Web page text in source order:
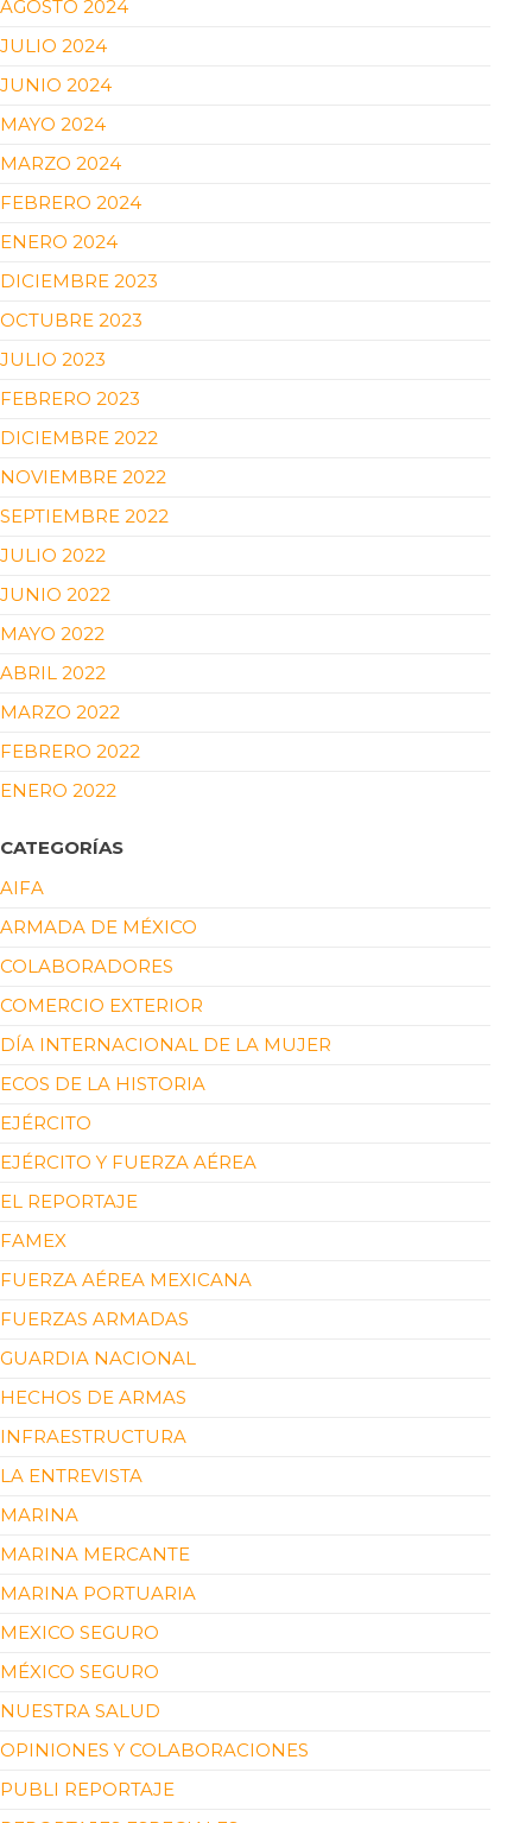
AGOSTO 2024
JULIO 2024
JUNIO 2024
MAYO 2024
MARZO 2024
FEBRERO 2024
ENERO 2024
DICIEMBRE 2023
OCTUBRE 2023
JULIO 2023
FEBRERO 2023
DICIEMBRE 2022
NOVIEMBRE 2022
SEPTIEMBRE 2022
JULIO 2022
JUNIO 2022
MAYO 2022
ABRIL 2022
MARZO 2022
FEBRERO 2022
ENERO 2022
CATEGORÍAS
AIFA
ARMADA DE MÉXICO
COLABORADORES
COMERCIO EXTERIOR
DÍA INTERNACIONAL DE LA MUJER
ECOS DE LA HISTORIA
EJÉRCITO
EJÉRCITO Y FUERZA AÉREA
EL REPORTAJE
FAMEX
FUERZA AÉREA MEXICANA
FUERZAS ARMADAS
GUARDIA NACIONAL
HECHOS DE ARMAS
INFRAESTRUCTURA
LA ENTREVISTA
MARINA
MARINA MERCANTE
MARINA PORTUARIA
MEXICO SEGURO
MÉXICO SEGURO
NUESTRA SALUD
OPINIONES Y COLABORACIONES
PUBLI REPORTAJE